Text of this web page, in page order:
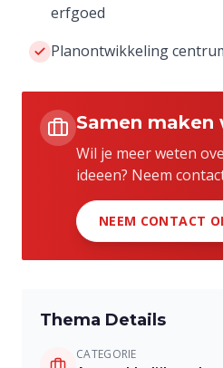
erfgoed
Planontwikkeling
Samen maken
Wil je meer weten
ideeen? Neem
NEEM CONTACT
Thema Details
CATEGORIE